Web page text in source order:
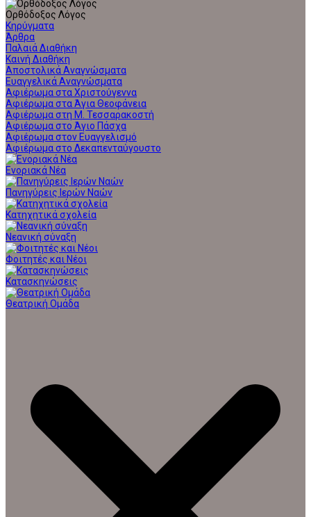
Ορθόδοξος Λόγος
Κηρύγματα
Άρθρα
Παλαιά Διαθήκη
Καινή Διαθήκη
Αποστολικά Αναγνώσματα
Ευαγγελικά Αναγνώσματα
Αφιέρωμα στα Χριστούγεννα
Αφιέρωμα στα Άγια Θεοφάνεια
Αφιέρωμα στη Μ. Τεσσαρακοστή
Αφιέρωμα στο Άγιο Πάσχα
Αφιέρωμα στον Ευαγγελισμό
Αφιέρωμα στο Δεκαπενταύγουστο
Ενοριακά Νέα
Πανηγύρεις Ιερών Ναών
Κατηχητικά σχολεία
Νεανική σύναξη
Φοιτητές και Νέοι
Κατασκηνώσεις
Θεατρική Ομάδα